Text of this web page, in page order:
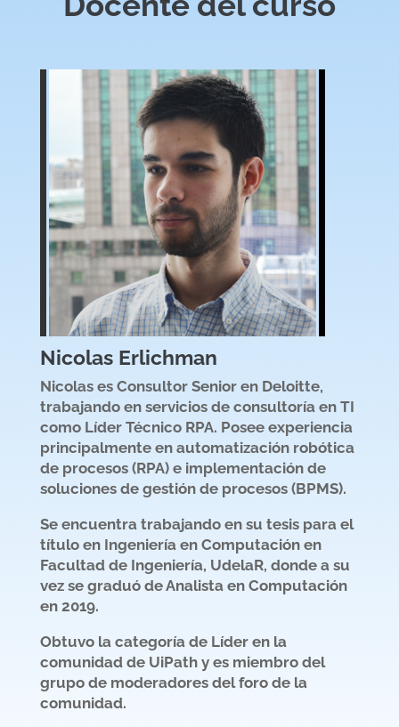
Nicolas Erlichman
Nicolas es Consultor Senior en Deloitte,
trabajando en servicios de consultoría en TI
como Líder Técnico RPA. Posee experiencia
principalmente en automatización robótica
de procesos (RPA) e implementación de
soluciones de gestión de procesos (BPMS).
Se encuentra trabajando en su tesis para el
título en Ingeniería en Computación en
Facultad de Ingeniería, UdelaR, donde a su
vez se graduó de Analista en Computación
en 2019.
Obtuvo la categoría de Líder en la
comunidad de UiPath y es miembro del
grupo de moderadores del foro de la
comunidad.